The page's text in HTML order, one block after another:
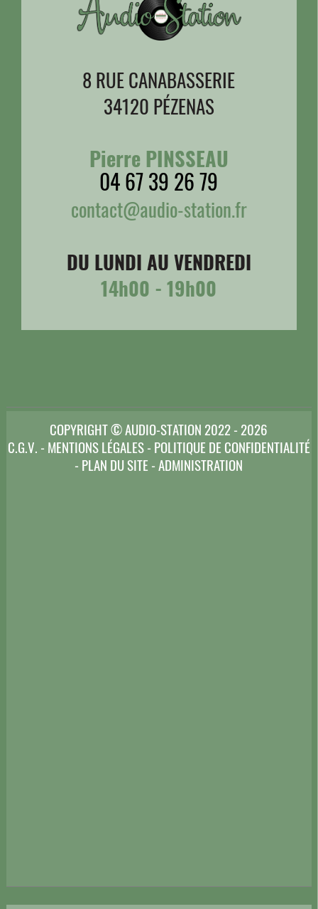
8 RUE CANABASSERIE
34120 PÉZENAS
Pierre PINSSEAU
04 67 39 26 79
contact@audio-station.fr
DU LUNDI AU VENDREDI
14h00 - 19h00
COPYRIGHT © AUDIO-STATION 2022 - 2026
C.G.V. - MENTIONS LÉGALES- POLITIQUE DE CONFIDENTIALITÉ
- PLAN DU SITE -ADMINISTRATION